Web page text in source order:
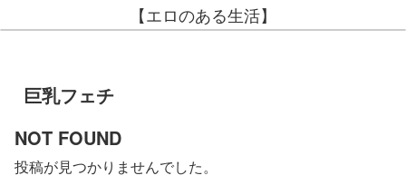
【エロのある生活】
巨乳フェチ
NOT FOUND
投稿が見つかりませんでした。